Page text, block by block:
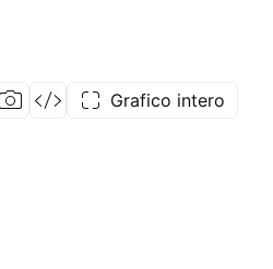
Grafico intero